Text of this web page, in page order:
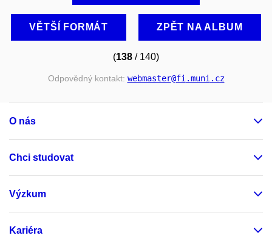
VĚTŠÍ FORMÁT ZPĚT NA ALBUM
(138 / 140)
Odpovědný kontakt: webmaster@fi.muni.cz
O nás
Chci studovat
Výzkum
Kariéra